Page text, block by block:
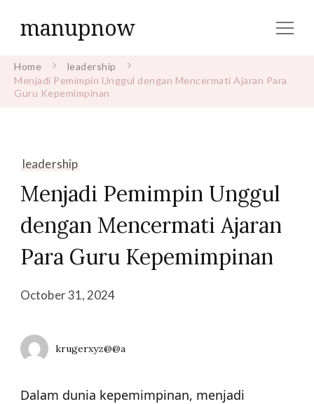
manupnow
Home
leadership
Menjadi Pemimpin Unggul dengan Mencermati Ajaran Para
Guru Kepemimpinan
leadership
Menjadi Pemimpin Unggul
dengan Mencermati Ajaran
Para Guru Kepemimpinan
October 31, 2024
krugerxyz@@a
Dalam dunia kepemimpinan, menjadi